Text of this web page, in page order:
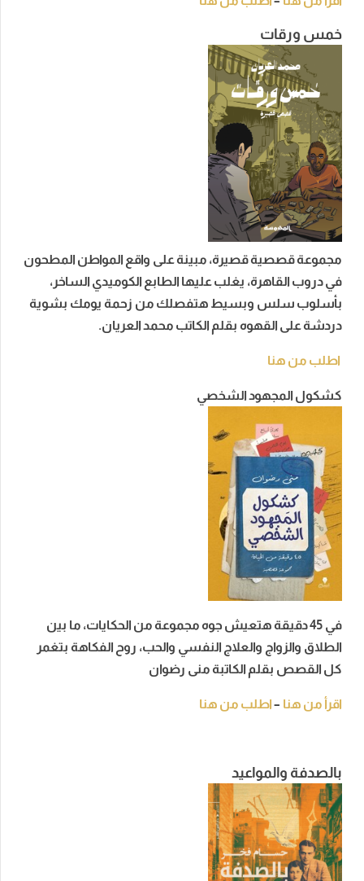
خمس ورقات
مجموعة قصصية قصيرة، مبينة على واقع المواطن المطحون
في دروب القاهرة، يغلب عليها الطابع الكوميدي الساخر،
بأسلوب سلس وبسيط هتفصلك من زحمة يومك بشوية
دردشة على القهوه بقلم الكاتب محمد العريان.
اطلب من هنا
كشكول المجهود الشخصي
في 45 دقيقة هتعيش جوه مجموعة من الحكايات، ما بين
الطلاق والزواج والعلاج النفسي والحب، روح الفكاهة بتغمر
كل القصص بقلم الكاتبة منى رضوان
اقرأ من هنا –اطلب من هنا
بالصدفة والمواعيد